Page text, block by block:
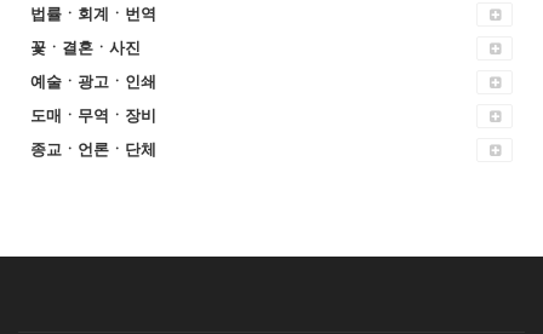
법률ㆍ회계ㆍ번역
꽃ㆍ결혼ㆍ사진
예술ㆍ광고ㆍ인쇄
도매ㆍ무역ㆍ장비
종교ㆍ언론ㆍ단체